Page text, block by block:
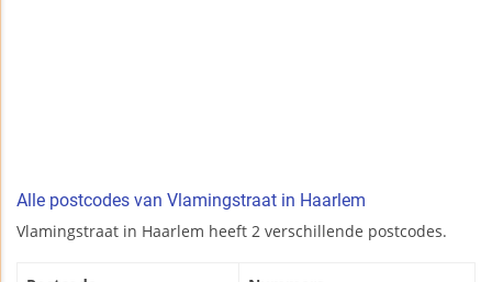
Alle postcodes van Vlamingstraat in Haarlem
Vlamingstraat in Haarlem heeft 2 verschillende postcodes.